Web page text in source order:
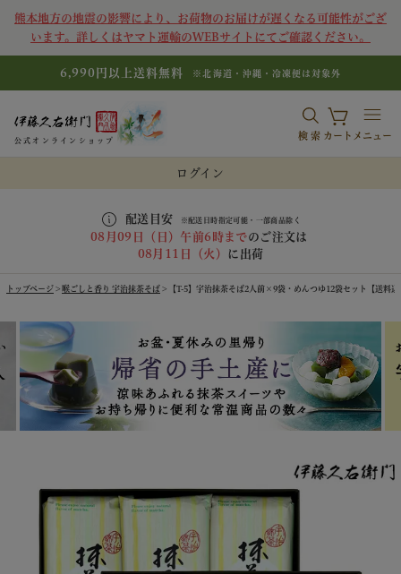
熊本地方の地震の影響により、お荷物のお届けが遅くなる可能性がござ
います。詳しくはヤマト運輸のWEBサイトにてご確認ください。
6,990円以上送料無料 ※北海道・沖縄・冷凍便は対象外
公式オンラインショップ 検索 カート メニュー
ログイン
配送目安 ※配送日時指定可能・一部商品除く
08月09日（日）午前6時までのご注文は
08月11日（火）
に出荷
トップページ 喉ごしと香り 宇治抹茶そば 【T-5】宇治抹茶そば2人前×9袋・めんつゆ12袋セット【送料